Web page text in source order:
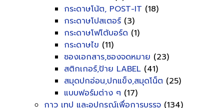
กระดาษโน้ต, POST-IT (18)
กระดาษโปสเตอร์ (3)
กระดาษโฟโต้บอร์ด (1)
กระดาษไข (11)
ซองเอกสาร,ซองจดหมาย (23)
สติกเกอร์,ป้าย LABEL (41)
สมุดปกอ่อน,ปกแข็ง,สมุดโน็ต (25)
แบบฟอร์มต่าง ๆ (17)
กาว เทป และอุปกรณ์เพื่อการบรรจุ (134)